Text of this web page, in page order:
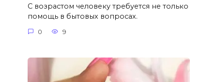
С возрастом человеку требуется не только
помощь в бытовых вопросах.
0 9